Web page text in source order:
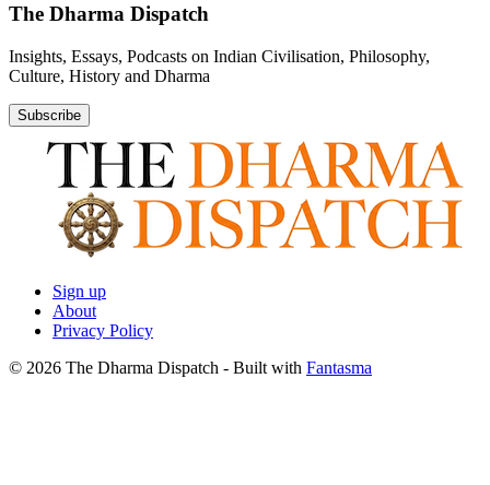
The Dharma Dispatch
Insights, Essays, Podcasts on Indian Civilisation, Philosophy,
Culture, History and Dharma
Subscribe
Sign up
About
Privacy Policy
© 2026 The Dharma Dispatch - Built with Fantasma